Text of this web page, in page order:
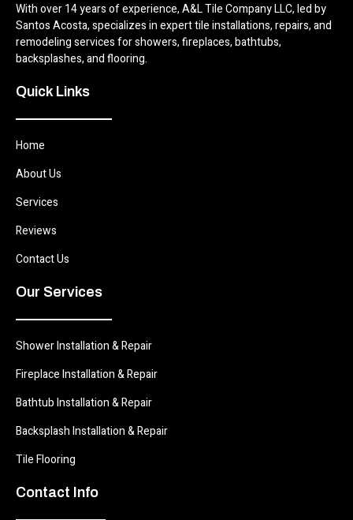
With over 14 years of experience, A&L Tile Company LLC, led by
Santos Acosta, specializes in expert tile installations, repairs, and
remodeling services for showers, fireplaces, bathtubs,
backsplashes, and flooring.
Quick Links
Home
About Us
Services
Reviews
Contact Us
Our Services
Shower Installation & Repair
Fireplace Installation & Repair
Bathtub Installation & Repair
Backsplash Installation & Repair
Tile Flooring
Contact Info